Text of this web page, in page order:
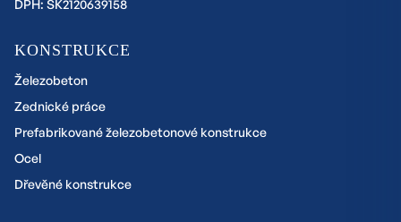
DPH: SK2120639158
KONSTRUKCE
Železobeton
Zednické práce
Prefabrikované železobetonové konstrukce
Ocel
Dřevěné konstrukce